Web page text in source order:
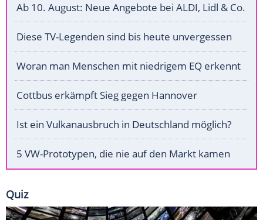
Ab 10. August: Neue Angebote bei ALDI, Lidl & Co.
Diese TV-Legenden sind bis heute unvergessen
Woran man Menschen mit niedrigem EQ erkennt
Cottbus erkämpft Sieg gegen Hannover
Ist ein Vulkanausbruch in Deutschland möglich?
5 VW-Prototypen, die nie auf den Markt kamen
Quiz